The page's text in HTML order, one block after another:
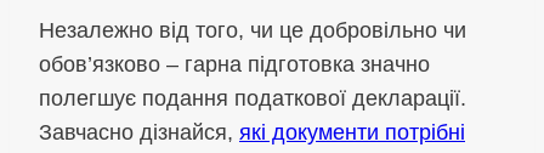
Незалежно від того, чи це добровільно чи
обов’язково – гарна підготовка значно
полегшує подання податкової декларації.
Завчасно дізнайся, які документи потрібні